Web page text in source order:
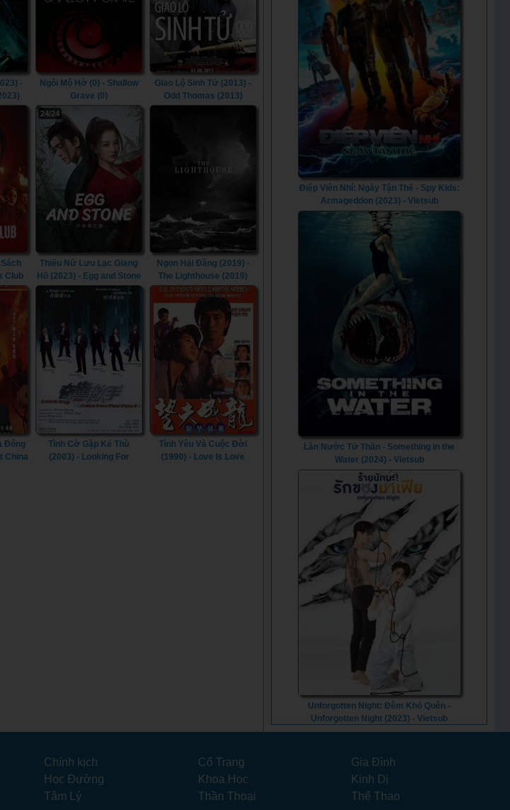
-
Ngôi Mộ Hờ (0) - Shallow
Grave (0)
Giao Lộ Sinh Tử (2013) -
Odd Thomas (2013)
Club
24/24
Thiếu Nữ Lưu Lạc Giang
Hồ (2023) - Egg and Stone
(Girl's Jiang Hu) (2023)
Ngọn Hải Đăng (2019) -
The Lighthouse (2019)
Đông
China
Tình Cờ Gặp Kẻ Thù
(2003) - Looking For
Tình Yêu Và Cuộc Đời
(1990) - Love Is Love
Điệp Viên Nhí: Ngày Tận Thế - Spy Kids:
Armageddon (2023) - Vietsub
Làn Nước Tử Thần - Something in the
Water (2024) - Vietsub
Unforgotten Night: Đêm Khó Quên -
Unforgotten Night (2023) - Vietsub
Chính kịch Cổ Trang
Gia Đình
Học Đường Khoa Học
Kinh Dị
Tâm Lý Thần Thoại
Thể Thao